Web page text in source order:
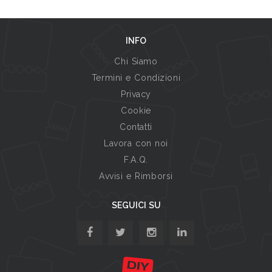
INFO
Chi Siamo
Termini e Condizioni
Privacy
Cookie
Contatti
Lavora con noi
F.A.Q.
Avvisi e Rimborsi
SEGUICI SU